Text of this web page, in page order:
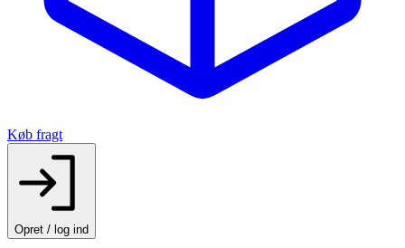
Køb fragt
Opret / log ind